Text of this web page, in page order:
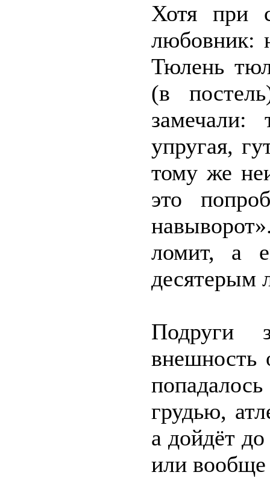
Хотя при
любовник:
Тюлень
(в
замечали:
упругая,
тому же
это
ломит, а
десятерым
Подруги
внешность
грудью,
а дойдёт
или вообще